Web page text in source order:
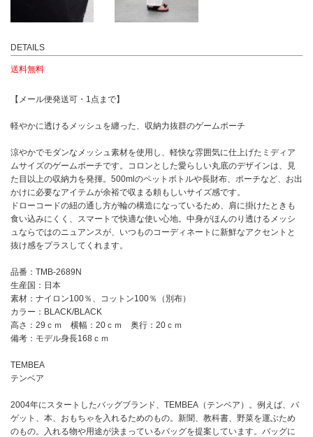
DETAILS
送料無料
【メール便発送可・1点まで】
軽やかに透けるメッシュを纏った、収納力抜群のゲームポーチ
涼やかでモダンなメッシュ素材を使用し、軽快な雰囲気に仕上げたミディア
ムサイズのゲームポーチです。コロンとした愛らしい丸底のデザインは、見
た目以上の収納力を発揮。500mlのペットボトルや長財布、ポーチなど、お出
かけに必要なアイテムが余裕で収まる頼もしいサイズ感です。
ドローコードの紐の通し方が輪の構造になっているため、肩に掛けたときも
食い込みにくく、スマートで快適な使い心地。中身がほんのり透けるメッシ
ュならではのニュアンスが、いつものコーディネートに新鮮なアクセントと
抜け感をプラスしてくれます。
品番：TMB-2689N
生産国：日本
素材：ナイロン100％、コットン100％（別布）
カラー：BLACK/BLACK
高さ：29ｃｍ 横幅：20ｃｍ 奥行：20ｃｍ
備考：モデル身長168ｃｍ
TEMBEA
テンベア
2004年にスタートしたバッグブランド、TEMBEA（テンベア）。例えば、バ
ゲット、本、おもちゃを入れるためのもの。新聞、教科書、野菜を運ぶため
のもの。入れる物や用途が決まっているバッグを提案しています。バッグに